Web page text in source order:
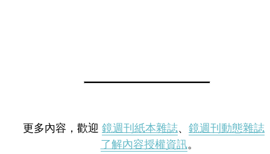
更多內容，歡迎 鏡週刊紙本雜誌、 鏡週刊動態雜誌
了解內容授權資訊。